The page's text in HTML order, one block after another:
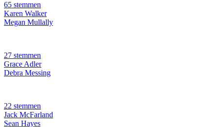
65 stemmen
Karen Walker
Megan Mullally
27 stemmen
Grace Adler
Debra Messing
22 stemmen
Jack McFarland
Sean Hayes